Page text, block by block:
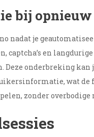
bij
nadat je
captcha’s en
Deze onderbreking
wat
zonder